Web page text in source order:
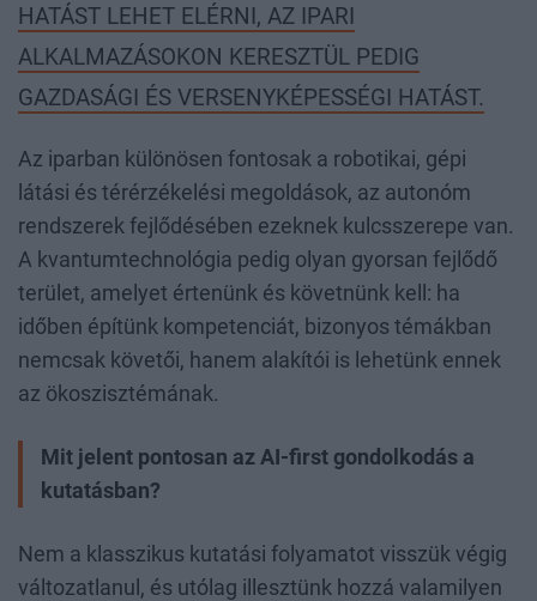
HATÁST LEHET ELÉRNI, AZ IPARI
ALKALMAZÁSOKON KERESZTÜL PEDIG
GAZDASÁGI ÉS VERSENYKÉPESSÉGI HATÁST.
Az iparban különösen fontosak a robotikai, gépi
látási és térérzékelési megoldások, az autonóm
rendszerek fejlődésében ezeknek kulcsszerepe van.
A kvantumtechnológia pedig olyan gyorsan fejlődő
terület, amelyet értenünk és követnünk kell: ha
időben építünk kompetenciát, bizonyos témákban
nemcsak követői, hanem alakítói is lehetünk ennek
az ökoszisztémának.
Mit jelent pontosan az AI-first gondolkodás a
kutatásban?
Nem a klasszikus kutatási folyamatot visszük végig
változatlanul, és utólag illesztünk hozzá valamilyen